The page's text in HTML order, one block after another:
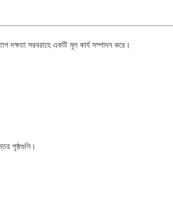
দক্ষতা সরবরাহে একটি মূল কার্য সম্পাদন করে।
পৃষ্ঠগুলি।